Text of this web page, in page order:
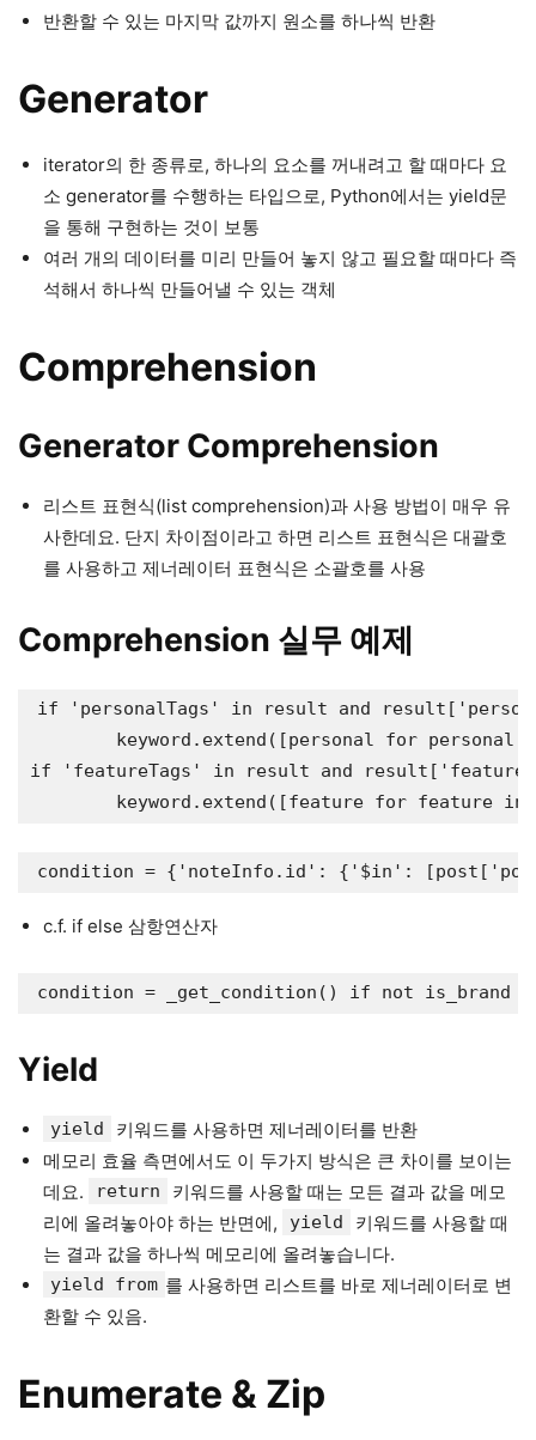
반환할 수 있는 마지막 값까지 원소를 하나씩 반환
Generator
iterator의 한 종류로, 하나의 요소를 꺼내려고 할 때마다 요
소 generator를 수행하는 타입으로, Python에서는 yield문
을 통해 구현하는 것이 보통
여러 개의 데이터를 미리 만들어 놓지 않고 필요할 때마다 즉
석해서 하나씩 만들어낼 수 있는 객체
Comprehension
Generator Comprehension
리스트 표현식(list comprehension)과 사용 방법이 매우 유
사한데요. 단지 차이점이라고 하면 리스트 표현식은 대괄호
를 사용하고 제너레이터 표현식은 소괄호를 사용
Comprehension 실무 예제
if 'personalTags' in result and
if 'featureTags' in result and
c.f. if else 삼항연산자
Yield
yield
키워드를 사용하면 제너레이터를 반환
메모리 효율 측면에서도 이 두가지 방식은 큰 차이를 보이는
데요.
return
키워드를 사용할 때는 모든 결과 값을 메모
리에 올려놓아야 하는 반면에,
yield
키워드를 사용할 때
는 결과 값을 하나씩 메모리에 올려놓습니다.
yield from 를 사용하면 리스트를 바로 제너레이터로 변
환할 수 있음.
Enumerate & Zip